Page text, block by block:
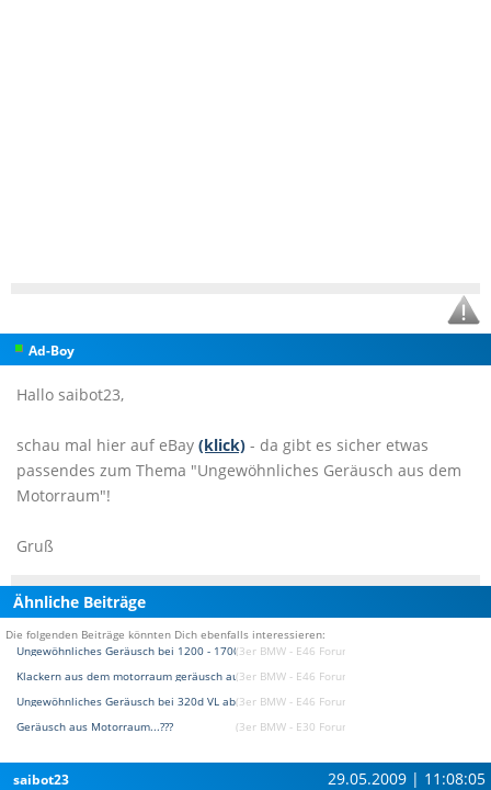
Ad-Boy
Hallo saibot23,
schau mal hier auf eBay (klick) - da gibt es sicher etwas
passendes zum Thema "Ungewöhnliches Geräusch aus dem
Motorraum"!
Gruß
Ähnliche Beiträge
Die folgenden Beiträge könnten Dich ebenfalls interessieren:
Ungewöhnliches Geräusch bei 1200 - 1700 U/min!?(3er BMW - E46 Forum)
Klackern aus dem motorraum geräusch aus dem lüfter
(3er BMW - E46 Forum)
Ungewöhnliches Geräusch bei 320d VL ab 3700/min(3er BMW - E46 Forum)
Geräusch aus Motorraum...???
(3er BMW - E30 Forum)
saibot23 29.05.2009 | 11:08:05